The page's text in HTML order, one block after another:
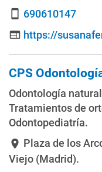
smartphone 690610147
web https://
CPS
Odontología
Tratamientos de
Odontopediatría.
location_on Plaza de los
Viejo (Madrid).